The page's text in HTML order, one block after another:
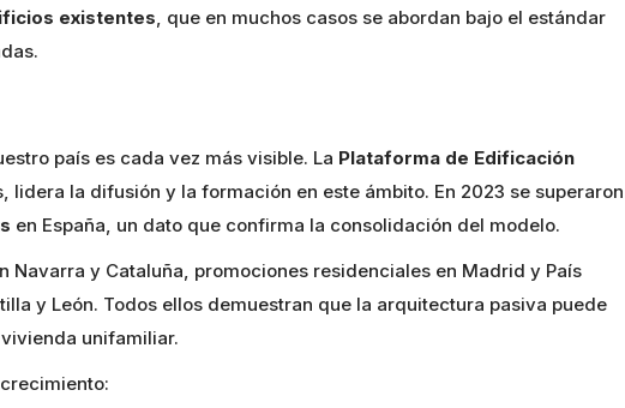
existentes , que en muchos casos se abordan bajo el estándar
país es cada vez más visible. La Plataforma de Edificación
lidera la difusión y la formación en este ámbito. En 2023 se superaron
en España, un dato que confirma la consolidación del modelo.
Navarra y Cataluña, promociones residenciales en Madrid y País
y León. Todos ellos demuestran que la arquitectura pasiva puede
unifamiliar.